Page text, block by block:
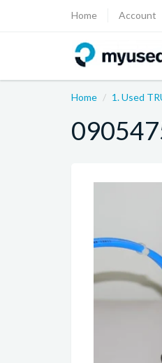
Home Account
Home 1. Used